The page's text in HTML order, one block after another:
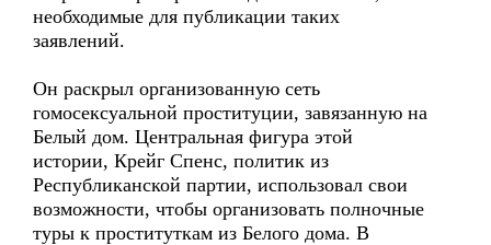
необходимые для публикации таких
заявлений.
Он раскрыл организованную сеть
гомосексуальной проституции, завязанную на
Белый дом. Центральная фигура этой
истории, Крейг Спенс, политик из
Республиканской партии, использовал свои
возможности, чтобы организовать полночные
туры к проституткам из Белого дома. В